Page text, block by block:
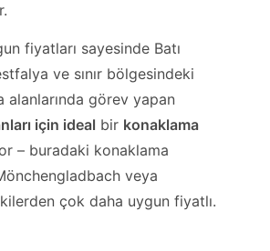
fiyatları sayesinde Batı
ve sınır bölgesindeki
alanlarında görev yapan
için ideal bir konaklama
– buradaki konaklama
veya
çok daha uygun fiyatlı.